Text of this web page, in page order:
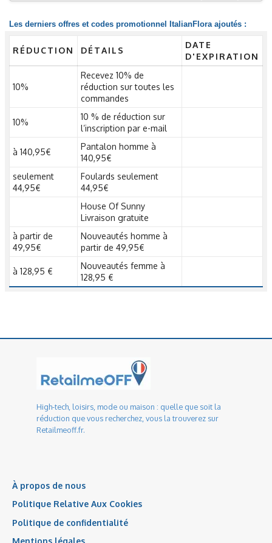
Les derniers offres et codes promotionnel ItalianFlora ajoutés :
RÉDUCTION DÉTAILS
DATE
D'EXPIRATION
10%
Recevez 10% de
réduction sur toutes les
commandes
10%
10 % de réduction sur
l’inscription par e-mail
à 140,95€
Pantalon homme à
140,95€
seulement
44,95€
Foulards seulement
44,95€
House Of Sunny
Livraison gratuite
à partir de
49,95€
Nouveautés homme à
partir de 49,95€
à 128,95 €
Nouveautés femme à
128,95 €
High-tech, loisirs, mode ou maison : quelle que soit la
réduction que vous recherchez, vous la trouverez sur
Retailmeoff.fr.
À propos de nous
Politique Relative Aux Cookies
Politique de confidentialité